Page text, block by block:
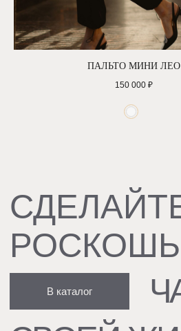
ПАЛЬТО МИНИ ЛЕО
150 000 ₽